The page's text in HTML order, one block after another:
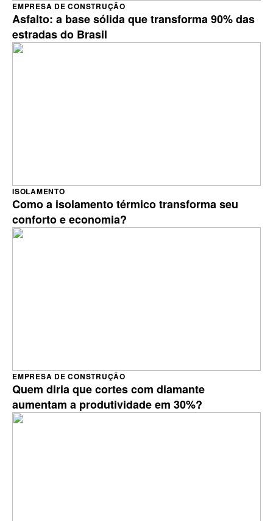
Asfalto: a base sólida que transforma 90% das
estradas do Brasil
EMPRESA DE CONSTRUÇÃO
Como a isolamento térmico transforma seu
conforto e economia?
ISOLAMENTO
Quem diria que cortes com diamante
aumentam a produtividade em 30%?
EMPRESA DE CONSTRUÇÃO